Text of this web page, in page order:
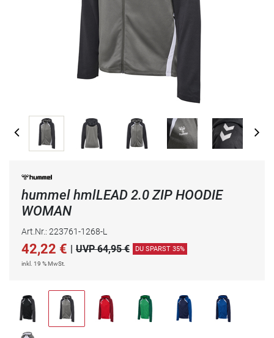
hummel hmlLEAD 2.0 ZIP HOODIE
WOMAN
Art.Nr.: 223761-1268-L
42,22 € | UVP 64,95 € DU SPARST 35%
inkl. 19 % MwSt.